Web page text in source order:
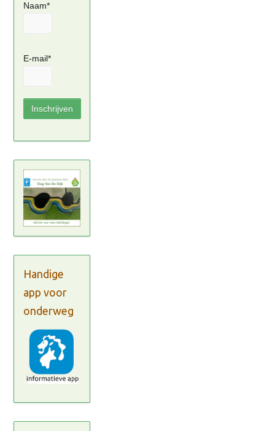
Naam*
E-mail*
Handige
app voor
onderweg